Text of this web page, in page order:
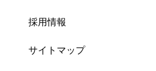
採用情報
サイトマップ